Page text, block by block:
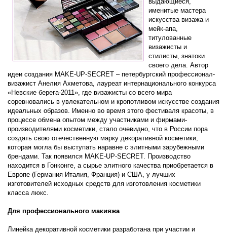
именитые мастера
искусства визажа и
мейк-апа,
титулованные
визажисты и
стилисты, знатоки
своего дела. Автор
идеи создания MAKE-UP-SECRET – петербургский профессионал-
визажист Анелия Ахметова, лауреат интернационального конкурса
«Невские берега-2011», где визажисты со всего мира
соревновались в увлекательном и кропотливом искусстве создания
идеальных образов. Именно во время этого фестиваля красоты, в
процессе обмена опытом между участниками и фирмами-
производителями косметики, стало очевидно, что в России пора
создать свою отечественную марку декоративной косметики,
которая могла бы выступать наравне с элитными зарубежными
брендами. Так появился MAKE-UP-SECRET. Производство
находится в Гонконге, а сырье элитного качества приобретается в
Европе (Германия Италия, Франция) и США, у лучших
изготовителей исходных средств для изготовления косметики
класса люкс.
Для профессионального макияжа
Линейка декоративной косметики разработана при участии и